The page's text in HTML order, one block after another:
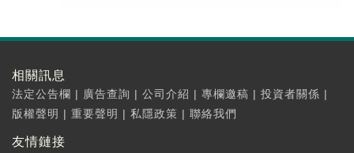
相關訊息
法定公告欄 | 廣告查詢 | 公司介紹 | 專欄邀稿 | 投資者關係 |
版權聲明 | 重要聲明 | 私隱政策 | 聯絡我們
友情鏈接